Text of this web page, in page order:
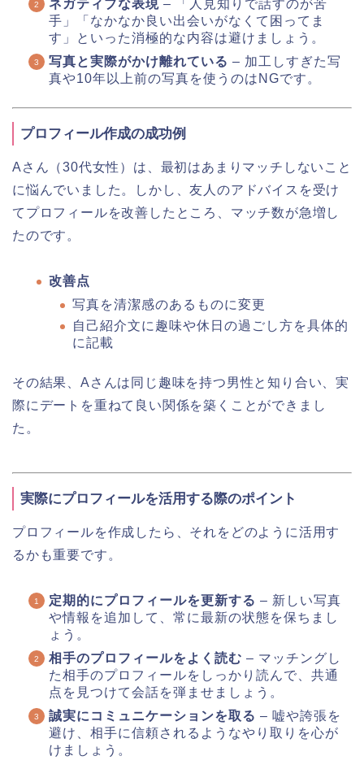
ネガティブな表現 – 「人見知りで話すのが苦
手」「なかなか良い出会いがなくて困ってま
す」といった消極的な内容は避けましょう。
写真と実際がかけ離れている – 加工しすぎた写
真や10年以上前の写真を使うのはNGです。
プロフィール作成の成功例
Aさん（30代女性）は、最初はあまりマッチしないこと
に悩んでいました。しかし、友人のアドバイスを受け
てプロフィールを改善したところ、マッチ数が急増し
たのです。
改善点
写真を清潔感のあるものに変更
自己紹介文に趣味や休日の過ごし方を具体的
に記載
その結果、Aさんは同じ趣味を持つ男性と知り合い、実
際にデートを重ねて良い関係を築くことができまし
た。
実際にプロフィールを活用する際のポイント
プロフィールを作成したら、それをどのように活用す
るかも重要です。
定期的にプロフィールを更新する – 新しい写真
や情報を追加して、常に最新の状態を保ちまし
ょう。
相手のプロフィールをよく読む – マッチングし
た相手のプロフィールをしっかり読んで、共通
点を見つけて会話を弾ませましょう。
誠実にコミュニケーションを取る – 嘘や誇張を
避け、相手に信頼されるようなやり取りを心が
けましょう。